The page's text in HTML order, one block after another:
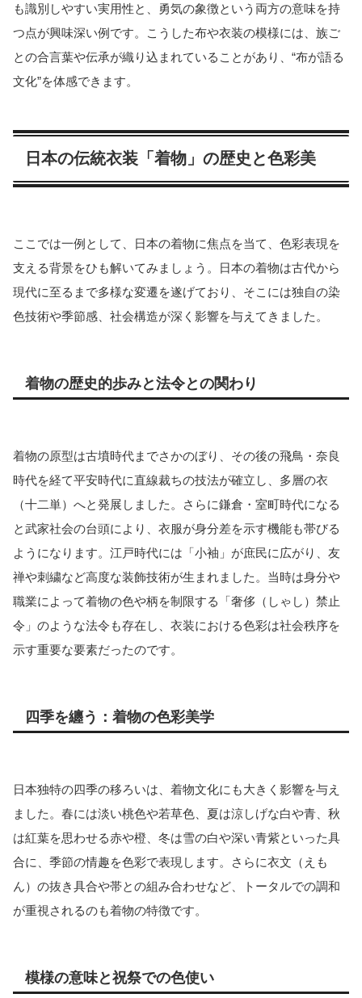
も識別しやすい実用性と、勇気の象徴という両方の意味を持
つ点が興味深い例です。こうした布や衣装の模様には、族ご
との合言葉や伝承が織り込まれていることがあり、“布が語る
文化”を体感できます。
日本の伝統衣装「着物」の歴史と色彩美
ここでは一例として、日本の着物に焦点を当て、色彩表現を
支える背景をひも解いてみましょう。日本の着物は古代から
現代に至るまで多様な変遷を遂げており、そこには独自の染
色技術や季節感、社会構造が深く影響を与えてきました。
着物の歴史的歩みと法令との関わり
着物の原型は古墳時代までさかのぼり、その後の飛鳥・奈良
時代を経て平安時代に直線裁ちの技法が確立し、多層の衣
（十二単）へと発展しました。さらに鎌倉・室町時代になる
と武家社会の台頭により、衣服が身分差を示す機能も帯びる
ようになります。江戸時代には「小袖」が庶民に広がり、友
禅や刺繍など高度な装飾技術が生まれました。当時は身分や
職業によって着物の色や柄を制限する「奢侈（しゃし）禁止
令」のような法令も存在し、衣装における色彩は社会秩序を
示す重要な要素だったのです。
四季を纏う：着物の色彩美学
日本独特の四季の移ろいは、着物文化にも大きく影響を与え
ました。春には淡い桃色や若草色、夏は涼しげな白や青、秋
は紅葉を思わせる赤や橙、冬は雪の白や深い青紫といった具
合に、季節の情趣を色彩で表現します。さらに衣文（えも
ん）の抜き具合や帯との組み合わせなど、トータルでの調和
が重視されるのも着物の特徴です。
模様の意味と祝祭での色使い